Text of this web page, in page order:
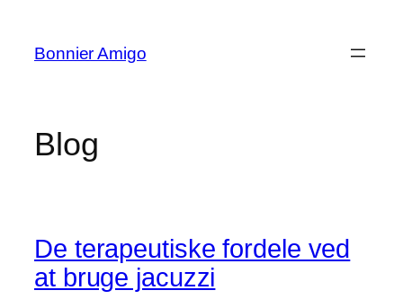
indhold
Bonnier Amigo
Blog
De terapeutiske fordele ved
at bruge jacuzzi